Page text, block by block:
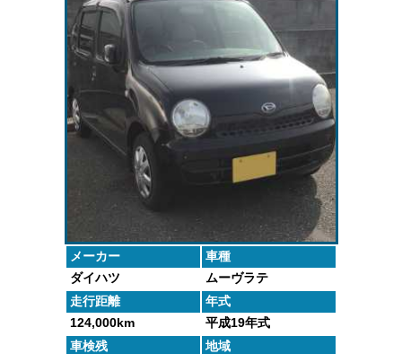
メーカー
車種
ダイハツ
ムーヴラテ
走行距離
年式
124,000km
平成19年式
車検残
地域